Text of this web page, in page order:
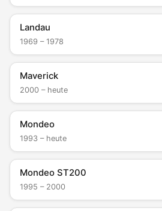
Landau
1969 – 1978
Maverick
2000 – heute
Mondeo
1993 – heute
Mondeo ST200
1995 – 2000